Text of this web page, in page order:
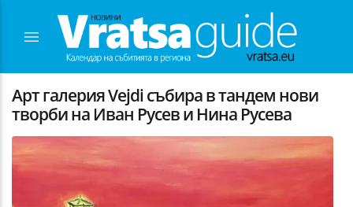
Арт галерия Vejdi събира в тандем нови
творби на Иван Русев и Нина Русева